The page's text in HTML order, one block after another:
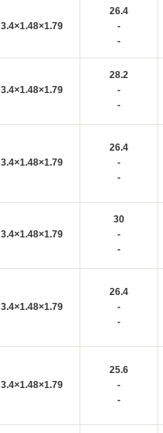
3.4×1.48×1.79
26.4
-
-
3.4×1.48×1.79
28.2
-
-
3.4×1.48×1.79
26.4
-
-
3.4×1.48×1.79
30
-
-
3.4×1.48×1.79
26.4
-
-
3.4×1.48×1.79
25.6
-
-